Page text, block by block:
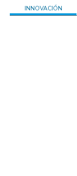
INNOVACIÓN